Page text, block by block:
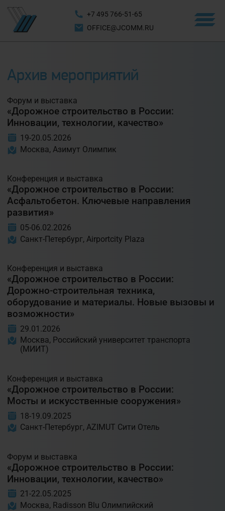
+7 495 766-51-65
OFFICE@JCOMM.RU
Архив мероприятий
Форум и выставка
«Дорожное строительство в России:
Инновации, технологии, качество»
19-20.05.2026
Москва, Азимут Олимпик
Конференция и выставка
«Дорожное строительство в России:
Асфальтобетон. Ключевые направления
развития»
05-06.02.2026
Санкт-Петербург, Airportcity Plaza
Конференция и выставка
«Дорожное строительство в России:
Дорожно-строительная техника,
оборудование и материалы. Новые вызовы и
возможности»
29.01.2026
Москва, Российский университет транспорта
(МИИТ)
Конференция и выставка
«Дорожное строительство в России:
Мосты и искусственные сооружения»
18-19.09.2025
Санкт-Петербург, AZIMUT Сити Отель
Форум и выставка
«Дорожное строительство в России:
Инновации, технологии, качество»
21-22.05.2025
Москва, Radisson Blu Олимпийский